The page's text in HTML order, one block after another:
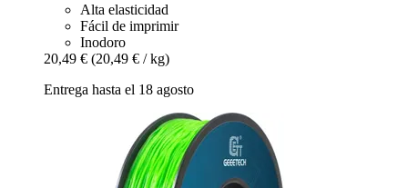
Alta elasticidad
Fácil de imprimir
Inodoro
20,49 € (20,49 € / kg)
Entrega hasta el 18 agosto